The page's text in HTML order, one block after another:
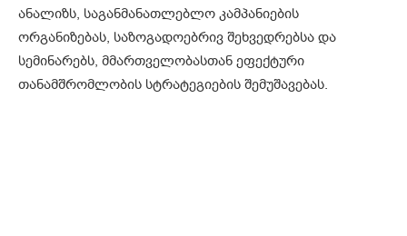
ანალიზს, საგანმანათლებლო კამპანიების
ორგანიზებას, საზოგადოებრივ შეხვედრებსა და
სემინარებს, მმართველობასთან ეფექტური
თანამშრომლობის სტრატეგიების შემუშავებას.